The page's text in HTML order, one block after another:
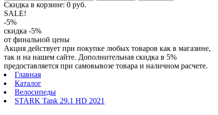
Скидка в корзине: 0 руб.
SALE!
-5%
скидка -5%
от финальной цены
Акция действует при покупке любых товаров как в магазине,
так и на нашем сайте. Дополнительная скидка в 5%
предоставляется при самовывозе товара и наличном расчете.
Главная
Каталог
Велосипеды
STARK Tank 29.1 HD 2021